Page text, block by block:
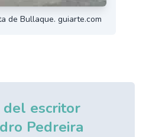
de Bullaque. guiarte.com
escritor
Pedreira